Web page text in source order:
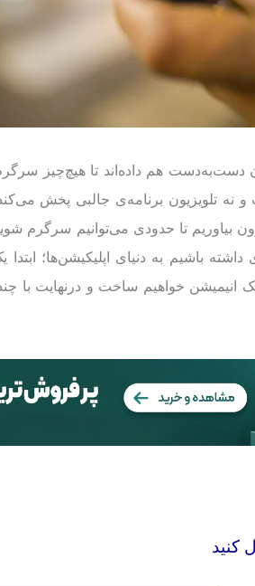
دست‌به‌دست هم داده‌اند تا هیچ‌چیز
تلویزیون برنامه‌ی جالبی پخش
بیاوریم تا حدودی می‌توانیم سرگرم
باشیم به دنیای اپلیکیشن‌ها؛
خواهیم ساخت و درنهایت با چند
کنید